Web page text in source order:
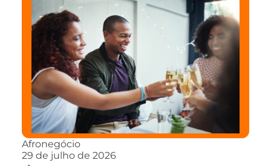
Afronegócio
29 de julho de 2026